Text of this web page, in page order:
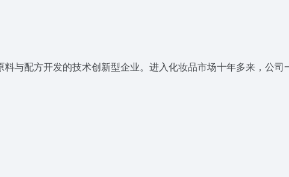
与配方开发的技术创新型企业。进入化妆品市场十年多来，公司